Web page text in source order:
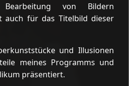
von Bildern
auch für das Titelbild dieser
und Illusionen
meines Programms und
präsentiert.